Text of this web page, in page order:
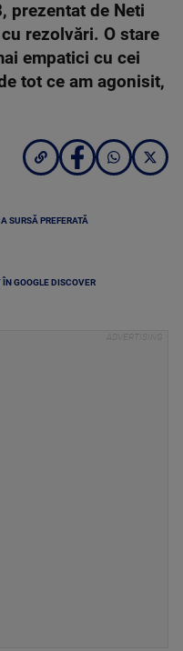
prezentat de Neti
rezolvări. O stare
empatici cu cei
tot ce am agonisit,
SURSĂ PREFERATĂ
GOOGLE DISCOVER